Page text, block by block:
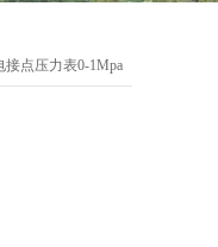
接点压力表0-1Mpa